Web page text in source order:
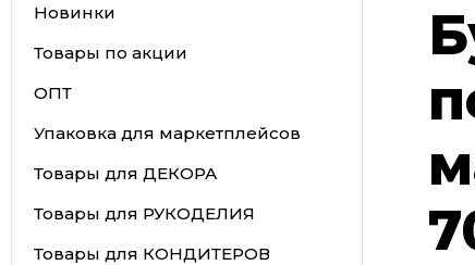
Новинки
Товары по акции
ОПТ
Упаковка для маркетплейсов
Товары для ДЕКОРА
Товары для РУКОДЕЛИЯ
Товары для КОНДИТЕРОВ